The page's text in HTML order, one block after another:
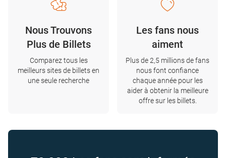
Nous Trouvons
Plus de Billets
Comparez tous les
meilleurs sites de billets en
une seule recherche
Les fans nous
aiment
Plus de 2,5 millions de fans
nous font confiance
chaque année pour les
aider à obtenir la meilleure
offre sur les billets.